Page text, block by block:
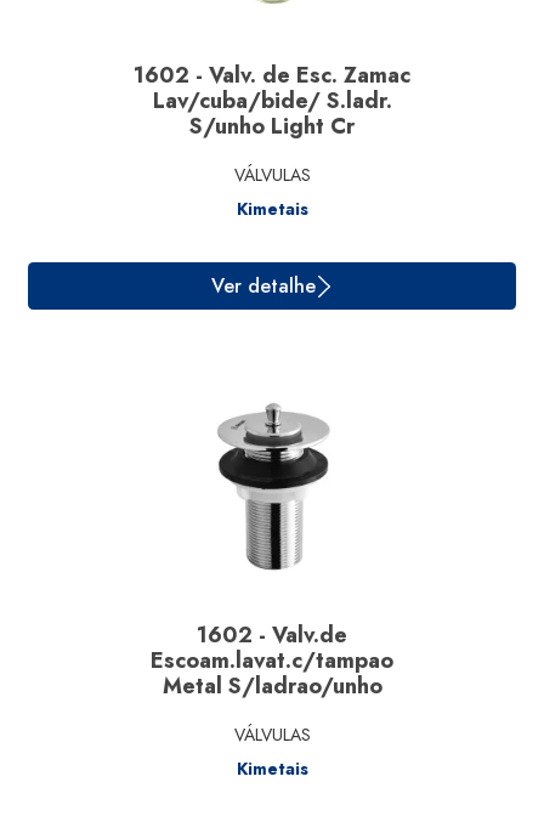
Ver detalhe
Ver detalhe
1602 - Valv. de Esc. Zamac
Lav/cuba/bide/ S.ladr.
S/unho Light Cr
VÁLVULAS
Kimetais
1602 - Valv.de
Escoam.lavat.c/tampao
Metal S/ladrao/unho
VÁLVULAS
Kimetais